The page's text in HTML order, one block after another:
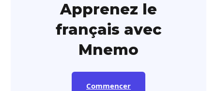
Apprenez le
français avec
Mnemo
Commencer